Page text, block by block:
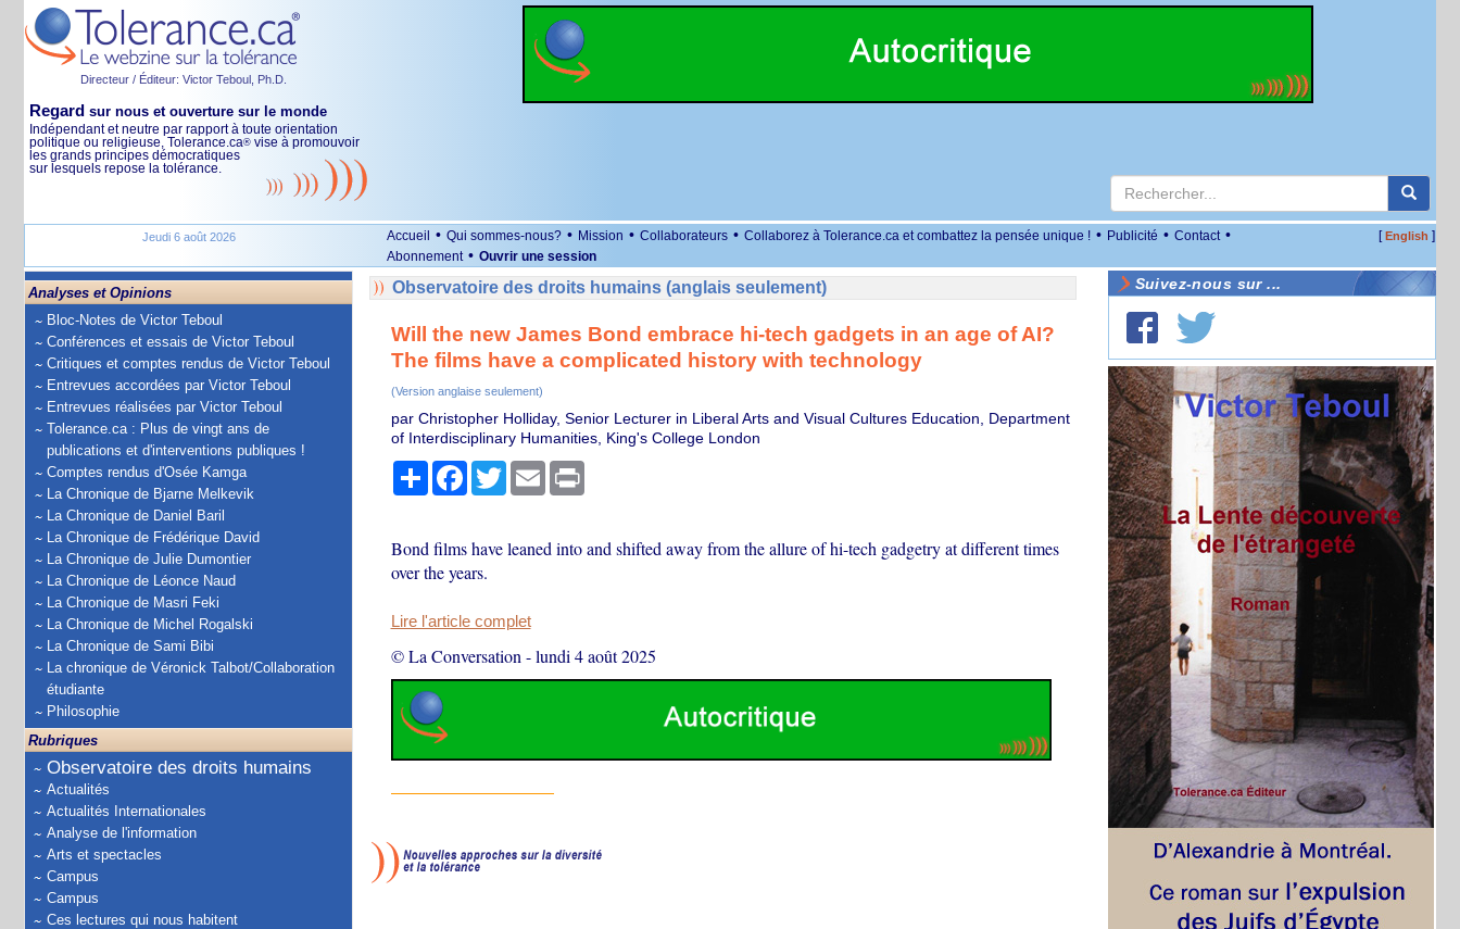
Directeur / Éditeur: Victor Teboul, Ph.D.
Regard sur nous et ouverture sur le monde
Indépendant et neutre par rapport à toute orientation
politique ou religieuse, Tolerance.ca® vise à promouvoir
les grands principes démocratiques
sur lesquels repose la tolérance.
Jeudi 6 août 2026 Accueil • Qui sommes-nous? • Mission • Collaborateurs • Collaborez à Tolerance.ca et combattez la pensée unique ! • Publicité • Contact •
Abonnement • Ouvrir une session
[English ]
Analyses et Opinions
Bloc-Notes de Victor Teboul
Conférences et essais de Victor Teboul
Critiques et comptes rendus de Victor Teboul
Entrevues accordées par Victor Teboul
Entrevues réalisées par Victor Teboul
Tolerance.ca : Plus de vingt ans de
publications et d'interventions publiques !
Comptes rendus d'Osée Kamga
La Chronique de Bjarne Melkevik
La Chronique de Daniel Baril
La Chronique de Frédérique David
La Chronique de Julie Dumontier
La Chronique de Léonce Naud
La Chronique de Masri Feki
La Chronique de Michel Rogalski
La Chronique de Sami Bibi
La chronique de Véronick Talbot/Collaboration
étudiante
Philosophie
Rubriques
Observatoire des droits humains
Actualités
Actualités Internationales
Analyse de l'information
Arts et spectacles
Campus
Campus
Ces lectures qui nous habitent
Observatoire des droits humains (anglais seulement)
Will the new James Bond embrace hi-tech gadgets in an age of AI?
The films have a complicated history with technology
(Version anglaise seulement)
par Christopher Holliday, Senior Lecturer in Liberal Arts and Visual Cultures Education, Department
of Interdisciplinary Humanities, King's College London
PartagerFacebook
TwitterEmail Print
Bond films have leaned into and shifted away from the allure of hi-tech gadgetry at different times
over the years.
Lire l'article complet
© La Conversation -lundi 4 août 2025
Suivez-nous sur ...